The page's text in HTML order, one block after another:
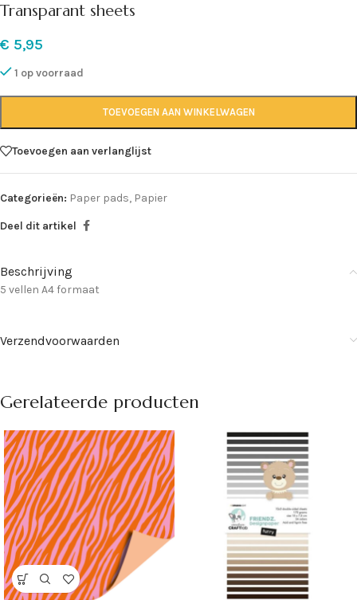
Transparant sheets
€ 5,95
1 op voorraad
TOEVOEGEN AAN WINKELWAGEN
Toevoegen aan verlanglijst
Categorieën: Paper pads, Papier
Deel dit artikel
Beschrijving
5 vellen A4 formaat
Verzendvoorwaarden
Gerelateerde producten